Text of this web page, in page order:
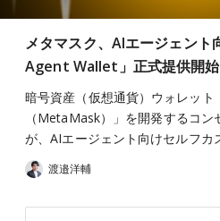
メタマスク、AIエージェン
Agent Wallet」正式提供開始
暗号資産（仮想通貨）ウォレット
（MetaMask）」を開発するコン
が、AIエージェント向けセルフ
渡邉洋輔